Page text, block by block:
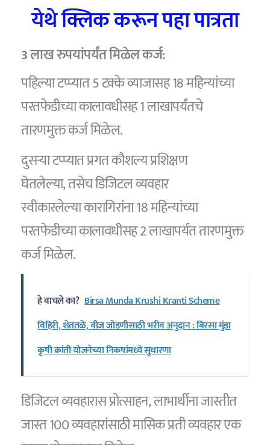
येथे क्लिक करून पहा पात्रता
3 लाख रुपयांपर्यंत मिळेल कर्ज:
पहिल्या टप्प्यात 5 टक्के व्याजासह 18 महिन्यांच्या
परतफेडीच्या कालावधीसह 1 लाखापर्यंतचे
तारणमुक्त कर्ज मिळेल.
दुसऱ्या टप्प्यात प्रगत कौशल्य प्रशिक्षण
घेतलेल्या, तसेच डिजिटल व्यवहार
स्वीकारलेल्या कारागिरांना 18 महिन्यांच्या
परतफेडीच्या कालावधीसह 2 लाखापर्यंत तारणमुक्त
कर्ज मिळेल.
हे वाचले का? Birsa Munda Krushi Kranti Scheme
विहिरी, शेततळे, वीज जोडणीसाठी भरीव अनुदान : बिरसा मुंडा
कृषी क्रांती योजनेच्या निकषांमध्ये सुधारणा
डिजिटल व्यवहारास प्रोत्साहन, लाभार्थीना जास्तीत
जास्त 100 व्यवहारांसाठी मासिक प्रती व्यवहार एक